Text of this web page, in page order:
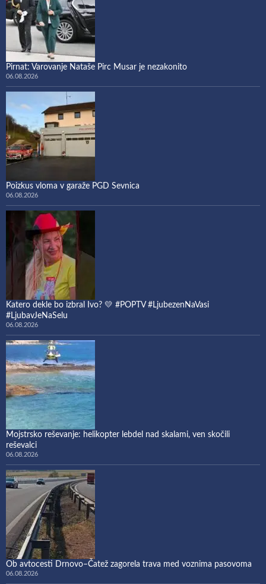
Pirnat: Varovanje Nataše Pirc Musar je nezakonito
06.08.2026
Poizkus vloma v garaže PGD Sevnica
06.08.2026
Katero dekle bo izbral Ivo? 💛 #POPTV #LjubezenNaVasi
#LjubavJeNaSelu
06.08.2026
Mojstrsko reševanje: helikopter lebdel nad skalami, ven skočili
reševalci
06.08.2026
Ob avtocesti Drnovo–Čatež zagorela trava med voznima pasovoma
06.08.2026